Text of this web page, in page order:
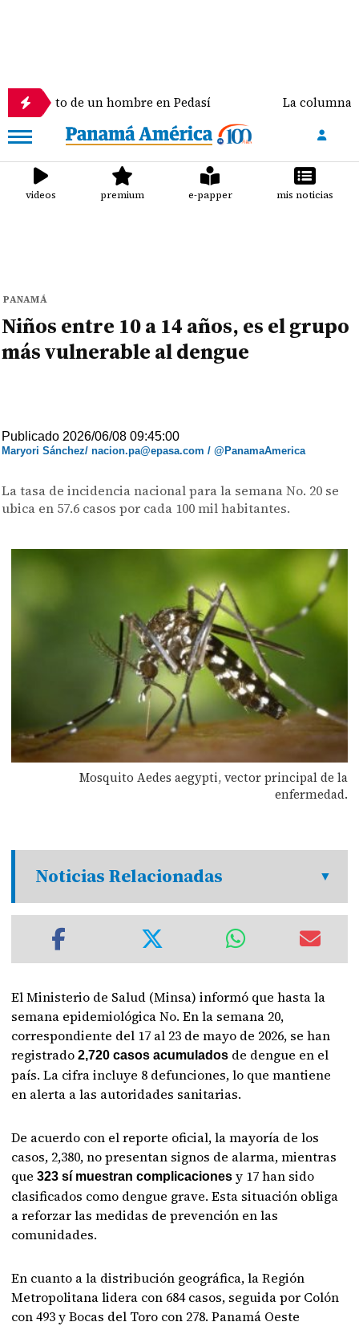
de un hombre en Pedasí La columna de
videos premium e-papper mis noticias
PANAMÁ
Niños entre 10 a 14 años, es el grupo
más vulnerable al dengue
Publicado 2026/06/08 09:45:00
Maryori Sánchez/ nacion.pa@epasa.com / @PanamaAmerica
La tasa de incidencia nacional para la semana No. 20 se
ubica en 57.6 casos por cada 100 mil habitantes.
Mosquito Aedes aegypti, vector principal de la
enfermedad.
Noticias Relacionadas
El Ministerio de Salud (Minsa) informó que hasta la
semana epidemiológica No. En la semana 20,
correspondiente del 17 al 23 de mayo de 2026, se han
registrado 2,720 casos acumulados de dengue en el
país. La cifra incluye 8 defunciones, lo que mantiene
en alerta a las autoridades sanitarias.
De acuerdo con el reporte oficial, la mayoría de los
casos, 2,380, no presentan signos de alarma, mientras
que323 sí muestran complicaciones y 17 han sido
clasificados como dengue grave. Esta situación obliga
a reforzar las medidas de prevención en las
comunidades.
En cuanto a la distribución geográfica, la Región
Metropolitana lidera con 684 casos, seguida por Colón
con 493 y Bocas del Toro con 278. Panamá Oeste